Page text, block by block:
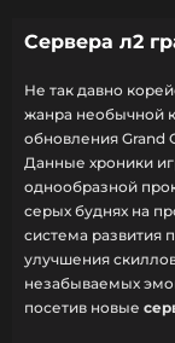
Сервера л2
Не так давно
жанра необычной
обновления Grand
Данные хроники
однообразной
серых буднях на
система развития
улучшения
незабываемых
посетив новые